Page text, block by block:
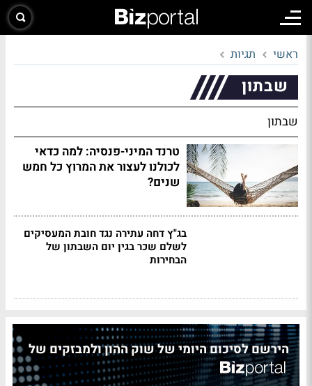
ראשי תגיות
שבתון
שבתון
טרנד המיני-פנסיה: למה כדאי
לכולנו לעצור את המרוץ כל חמש
שנים?
בג"ץ דחה עתירה נגד חובת המעסיקים
לשלם שכר בגין יום השבתון של
הבחירות
הירשם לסיכום היומי של שוק ההון ולמבזקים של